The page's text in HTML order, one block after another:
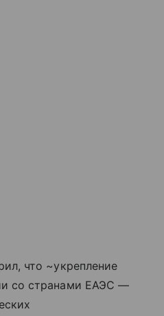
что ~укрепление
со странами ЕАЭС —